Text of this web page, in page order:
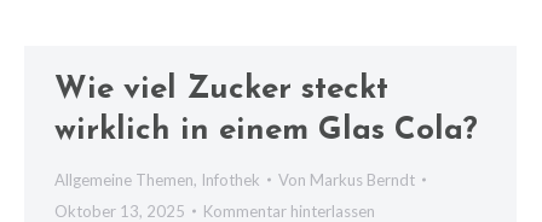
Wie viel Zucker steckt
wirklich in einem Glas Cola?
Allgemeine Themen, Infothek Von Markus Berndt
Oktober 13, 2025
Kommentar hinterlassen